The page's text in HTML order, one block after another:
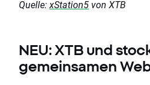
Quelle:xStation5 von XTB
NEU: XTB und
gemeinsamen